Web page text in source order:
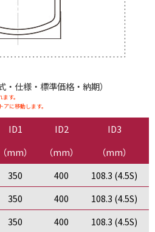
・仕様・標準価格・納期）
す。
に移動します。
ID1 ID2 ID3
（mm） （mm） （mm）
350 400
108.3 (4.5S)
350 400
108.3 (4.5S)
350 400 108.3 (4.5S)